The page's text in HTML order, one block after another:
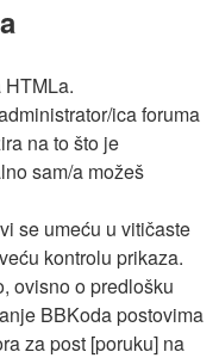
ica foruma
na to što je
sam/a možeš
se umeću u vitičaste
kontrolu prikaza.
ovisno o predlošku
BBKoda postovima
za post [poruku] na